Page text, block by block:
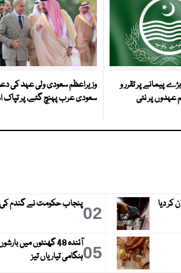
پیمانے پر تقرر و
عہدوں پر نئی
وزیراعظم سعودی ولی عہد کی
سعودی عرب پہنچ گئے، پر تپاک
کر دیا 02پنجاب حکومت نے گندم
05
آئندہ 48 گھنٹوں میں
ہنگامی تیاریاں تیز